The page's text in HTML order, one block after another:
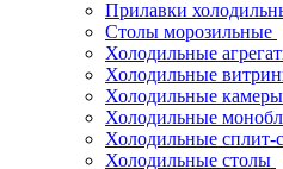
Прилавки
Столы морозильные
Холодильные
Холодильные
Холодильные камеры
Холодильные
Холодильные сплит-
Холодильные столы